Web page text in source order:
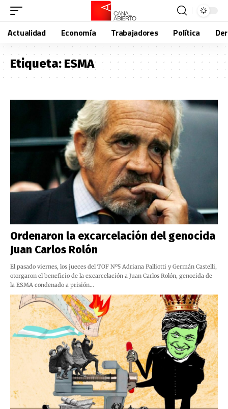
Actualidad Economía Trabajadores Política
Etiqueta:ESMA
Ordenaron la excarcelación del genocida
Juan Carlos Rolón
El pasado viernes, los jueces del TOF Nº5 Adriana Palliotti y Germán Castelli,
otorgaron el beneficio de la excarcelación a Juan Carlos Rolón, genocida de
la ESMA condenado a prisión…